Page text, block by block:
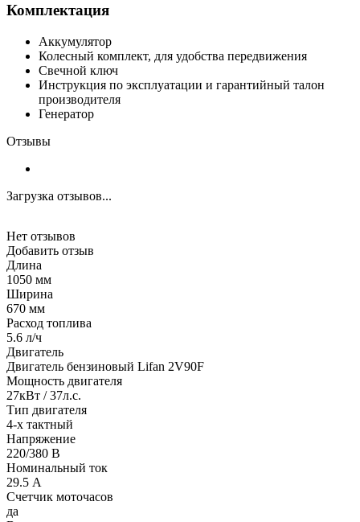
Комплектация
Аккумулятор
Колесный комплект, для удобства передвижения
Свечной ключ
Инструкция по эксплуатации и гарантийный талон
производителя
Генератор
Отзывы
Загрузка отзывов...
Нет отзывов
Добавить отзыв
Длина
1050 мм
Ширина
670 мм
Расход топлива
5.6 л/ч
Двигатель
Двигатель бензиновый Lifan 2V90F
Мощность двигателя
27кВт / 37л.с.
Тип двигателя
4-х тактный
Напряжение
220/380 В
Номинальный ток
29.5 А
Счетчик моточасов
да